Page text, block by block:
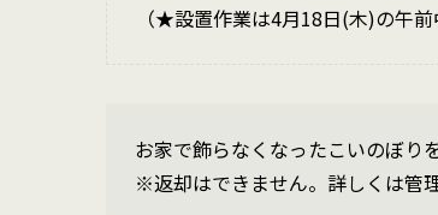
（★設置作業は4月18日(木)の午
お家で飾らなくなったこいのぼり
※返却はできません。詳しくは管